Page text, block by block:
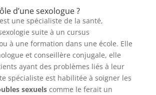
d’une sexologue ?
une spécialiste de la santé,
suite à un cursus
à une formation dans une école. Elle
et conseillère conjugale, elle
ayant des problèmes liés à leur
spécialiste est habilitée à soigner les
sexuelscomme le ferait un